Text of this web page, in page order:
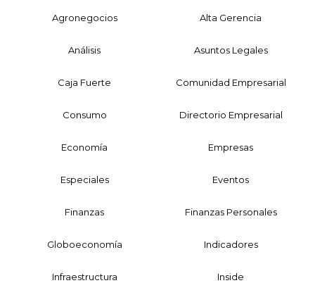
Agronegocios Alta Gerencia
Análisis Asuntos Legales
Caja Fuerte Comunidad Empresarial
Consumo Directorio Empresarial
Economía Empresas
Especiales Eventos
Finanzas Finanzas Personales
Globoeconomía Indicadores
Infraestructura Inside